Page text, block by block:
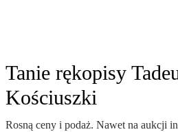
Tanie rękopisy
Kościuszki
Rosną ceny i podaż. Nawet na aukcji